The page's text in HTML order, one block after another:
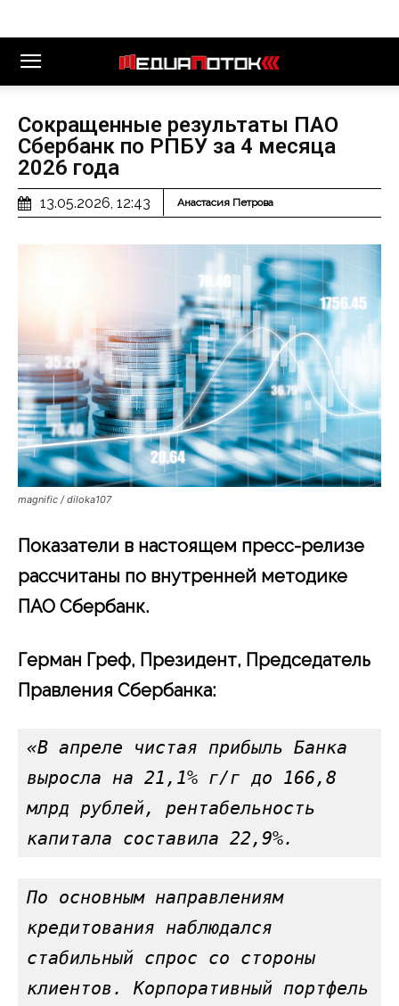
Сокращенные результаты ПАО
Сбербанк по РПБУ за 4 месяца
2026 года
13.05.2026, 12:43 Анастасия Петрова
magnific / diloka107
Показатели в настоящем пресс-релизе
рассчитаны по внутренней методике
ПАО Сбербанк.
Герман Греф, Президент, Председатель
Правления Сбербанка:
«В апреле чистая прибыль Банка
выросла на 21,1% г/г до 166,8
млрд рублей, рентабельность
капитала составила 22,9%.
По основным направлениям
кредитования наблюдался
стабильный спрос со стороны
клиентов. Корпоративный портфель